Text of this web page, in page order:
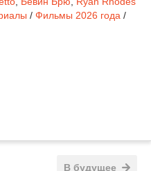
/ Фильмы 2026 года /
В будущее